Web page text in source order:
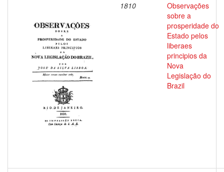
1810
Observações
sobre a
prosperidade do
Estado pelos
liberaes
principios da
Nova
Legislação do
Brazil